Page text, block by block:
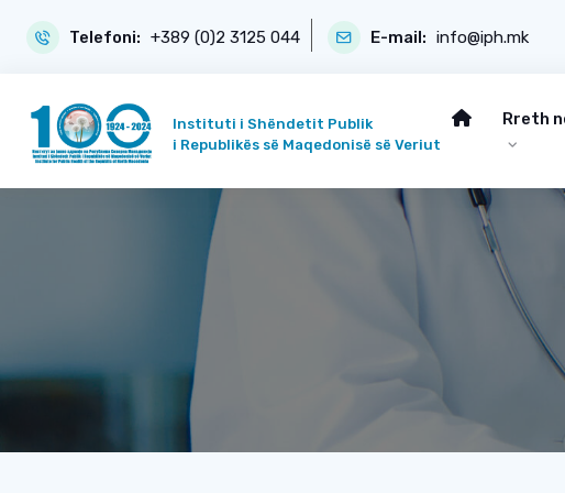
Telefoni: +389 (0)2 3125 044 E-mail: info@iph.mk
Instituti i Shëndetit Publik
i Republikës së Maqedonisë së Veriut
Rreth